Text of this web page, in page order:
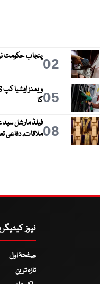
02پنجاب حکومت
05گا
08فیلڈ مارشل سید
ملاقات، دفاعی
نیوز
صفحۂ اول
تازہ ترین